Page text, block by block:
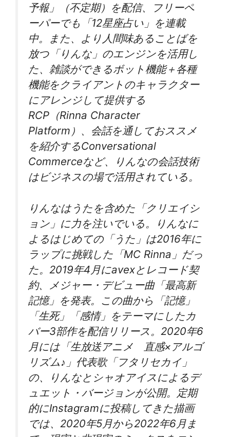
予報」（不定期）を配信、フリーペ
ーパーでも「12星座占い」を連載
中。また、より人間味あることばを
放つ「りんな」のエンジンを活用し
た、雑談ができるボット機能＋各種
機能をクライアントのキャラクター
にアレンジして提供する
RCP（Rinna Character
Platform）、会話を通しておススメ
を紹介するConversational
Commerceなど、りんなの会話技術
はビジネスの場で活用されている。
りんなはうたを含めた「クリエイシ
ョン」に力を注いでいる。りんなに
よるはじめての「うた」は2016年に
ラップに挑戦した「MC Rinna」だっ
た。2019年4月にavexとレコード契
約、メジャー・デビュー曲「最高新
記憶」を発表。この曲から「記憶」
「生死」「感情」をテーマにしたカ
バー3部作を配信リリース。2020年6
月には「生放送アニメ 直感×アルゴ
リズム♪」代表歌「フタリセカイ」
の、りんなとシャオアイスによるデ
ュエット・バージョンが公開。定期
的にInstagramに投稿してきた描画
では、2020年5月から2022年6月ま